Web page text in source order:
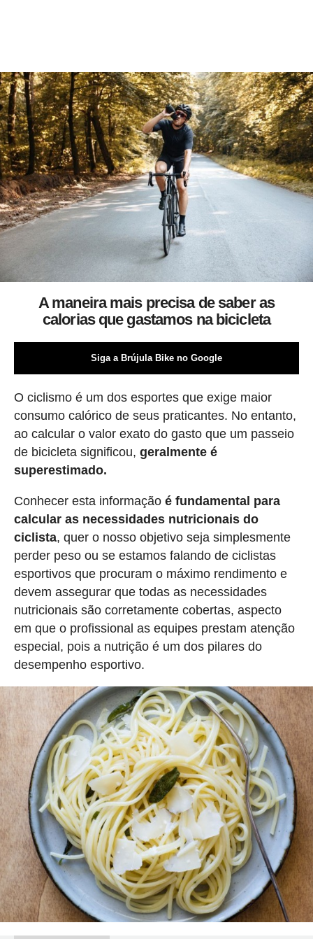
A maneira mais precisa de saber as
calorias que gastamos na bicicleta
Siga a Brújula Bike no Google
O ciclismo é um dos esportes que exige maior
consumo calórico de seus praticantes. No entanto,
ao calcular o valor exato do gasto que um passeio
de bicicleta significou, geralmente é
superestimado.
Conhecer esta informação é fundamental para
calcular as necessidades nutricionais do
ciclista, quer o nosso objetivo seja simplesmente
perder peso ou se estamos falando de ciclistas
esportivos que procuram o máximo rendimento e
devem assegurar que todas as necessidades
nutricionais são corretamente cobertas, aspecto
em que o profissional as equipes prestam atenção
especial, pois a nutrição é um dos pilares do
desempenho esportivo.